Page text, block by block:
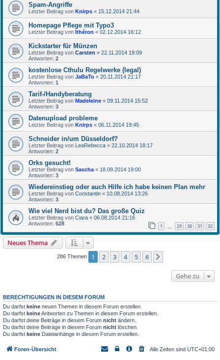
Spam-Angriffe
Letzter Beitrag von Knirps « 15.12.2014 21:44
Homepage Pflege mit Typo3
Letzter Beitrag von Ithéron « 02.12.2014 16:12
Kickstarter für Münzen
Letzter Beitrag von Carsten « 22.11.2014 19:09
Antworten: 2
kostenlose Cthulu Regelwerke (legal)
Letzter Beitrag von JaBaTo « 20.11.2014 21:17
Antworten: 1
Tarif-/Handyberatung
Letzter Beitrag von Madeleine « 09.11.2014 15:52
Antworten: 3
Datenupload probleme
Letzter Beitrag von Knirps « 06.11.2014 19:45
Schneider in/um Düsseldorf?
Letzter Beitrag von LeaRebecca « 22.10.2014 18:17
Antworten: 2
Orks gesucht!
Letzter Beitrag von Sascha « 18.09.2014 19:00
Antworten: 3
Wiedereinstieg oder auch Hilfe ich habe keinen Plan mehr
Letzter Beitrag von Constantin « 10.08.2014 13:26
Antworten: 3
Wie viel Nerd bist du? Das große Quiz
Letzter Beitrag von Ciara « 06.08.2014 21:16
Antworten: 628 1 29 30 31 32
Neues Thema
286 Themen 1 2 3 4 5 6
Gehe zu
BERECHTIGUNGEN IN DIESEM FORUM
Du darfst keine neuen Themen in diesem Forum erstellen.
Du darfst keineAntworten zu Themen in diesem Forum erstellen.
Du darfst deine Beiträge in diesem Forum nicht ändern.
Du darfst deine Beiträge in diesem Forum nicht löschen.
Du darfst keine Dateianhänge in diesem Forum erstellen.
Foren-Übersicht Alle Zeiten sind UTC+01:00